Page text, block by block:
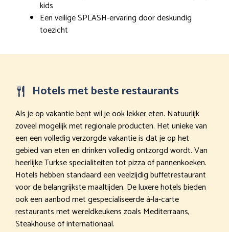
kids
Een veilige SPLASH-ervaring door deskundig
toezicht
Hotels met beste restaurants
Als je op vakantie bent wil je ook lekker eten. Natuurlijk
zoveel mogelijk met regionale producten. Het unieke van
een een volledig verzorgde vakantie is dat je op het
gebied van eten en drinken volledig ontzorgd wordt. Van
heerlijke Turkse specialiteiten tot pizza of pannenkoeken.
Hotels hebben standaard een veelzijdig buffetrestaurant
voor de belangrijkste maaltijden. De luxere hotels bieden
ook een aanbod met gespecialiseerde à-la-carte
restaurants met wereldkeukens zoals Mediterraans,
Steakhouse of internationaal.